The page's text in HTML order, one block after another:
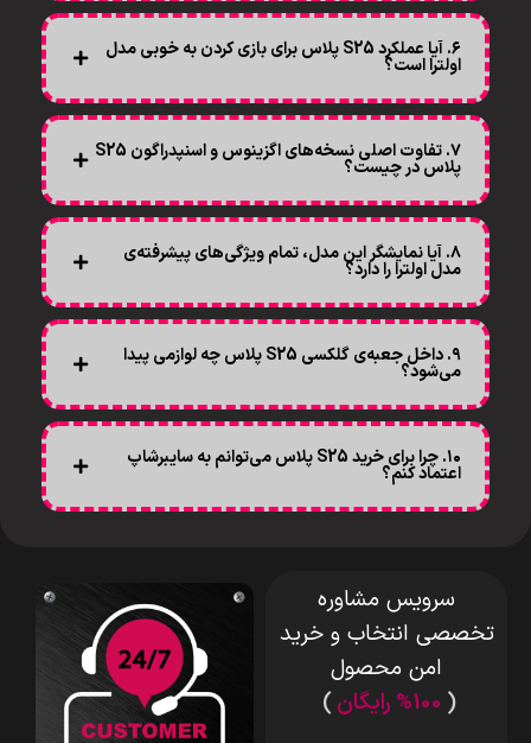
۶. آیا عملکرد S25 پلاس برای بازی کردن به خوبی مدل
اولترا است؟
۷. تفاوت اصلی نسخه‌های اگزینوس و اسنپدراگون S25
پلاس در چیست؟
۸. آیا نمایشگر این مدل، تمام ویژگی‌های پیشرفته‌ی
مدل اولترا را دارد؟
۹. داخل جعبه‌ی گلکسی S25 پلاس چه لوازمی پیدا
می‌شود؟
۱۰. چرا برای خرید S25 پلاس می‌توانم به سایبرشاپ
اعتماد کنم؟
سرویس مشاوره
تخصصی انتخاب و خرید
امن محصول
( %100 رایگان )